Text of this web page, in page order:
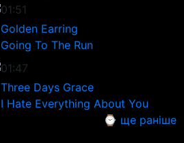
01:51
Golden Earring
Going To The Run
01:47
Three Days Grace
I Hate Everything About You
⌚ ще раніше